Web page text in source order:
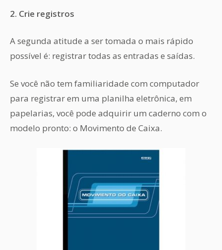
2. Crie registros
A segunda atitude a ser tomada o mais rápido
possível é: registrar todas as entradas e saídas.
Se você não tem familiaridade com computador
para registrar em uma planilha eletrônica, em
papelarias, você pode adquirir um caderno com o
modelo pronto: o Movimento de Caixa.